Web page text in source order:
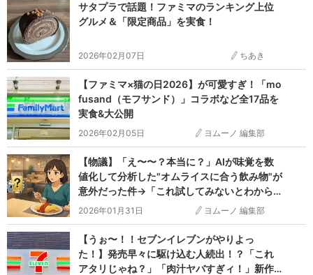
サタプラで話題！ファミマのランキング上位
グルメ＆「限定商品」を実食！
2026年02月07日 ちあき
【ファミマ×猫の日2026】が可愛すぎ！「mo
fusand（モフサンド）」コラボなど全17品を
実食&大公開
2026年02月05日 ヨムーノ 編集部
【物議】「え〜〜？本当に？」AIが味覚を数
値化して分析した"オムライスに合う飲み物"が
意外だった件→「これ試してみないとわから
んぞ…！」
2026年01月31日 ヨムーノ 編集部
【うぉ〜！！セブンイレブンがやりよっ
た！】発売早々に駆け込む人続出！？「これ
アタリじゃね？」「肉汁ヤバすぎィ！」新作